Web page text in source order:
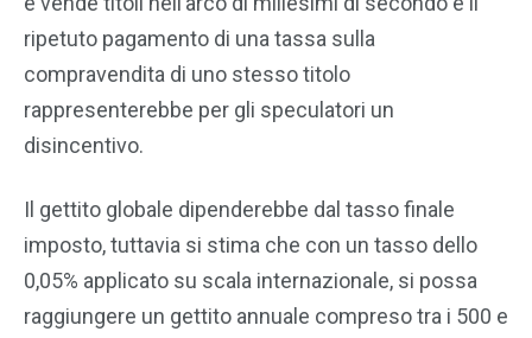
ripetuto pagamento di una tassa sulla
compravendita di uno stesso titolo
rappresenterebbe per gli speculatori un
disincentivo.
Il gettito globale dipenderebbe dal tasso finale
imposto, tuttavia si stima che con un tasso dello
0,05% applicato su scala internazionale, si possa
raggiungere un gettito annuale compreso tra i 500 e